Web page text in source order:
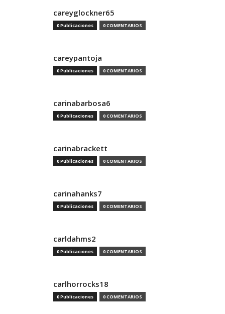
careyglockner65
0 Publicaciones 0 COMENTARIOS
careypantoja
0 Publicaciones 0 COMENTARIOS
carinabarbosa6
0 Publicaciones 0 COMENTARIOS
carinabrackett
0 Publicaciones 0 COMENTARIOS
carinahanks7
0 Publicaciones 0 COMENTARIOS
carldahms2
0 Publicaciones 0 COMENTARIOS
carlhorrocks18
0 Publicaciones 0 COMENTARIOS